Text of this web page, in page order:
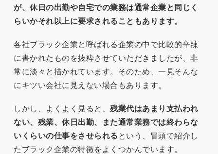
が、休日の出勤や自宅での業務は通常企業と同じく
らいかそれ以上に要求されることもあります。
各社ブラック企業と呼ばれる企業の中で比較的辛辣
に書かれたものを抜粋させていただきましたが、非
常に淡々と描かれています。そのため、一見そんな
にキツい会社に見えない場合もあります。
しかし、よくよく見ると、 残業代はあまり支払われ
ない、残業、休日出勤、また通常業務では終わらな
いくらいの仕事をさせられる という、冒頭で紹介し
たブラック企業の特徴をよくつかんでいます。